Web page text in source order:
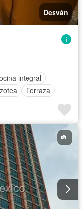
Desván
integral
Terraza